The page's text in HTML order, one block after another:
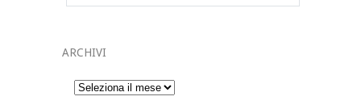
ARCHIVI
Archivi